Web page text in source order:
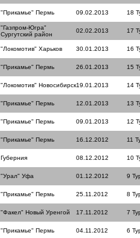
"Прикамье" Пермь 09.02.2013 18
"Газпром-Югра"
Сургутский район
02.02.2013 17
"Локомотив" Харьков 30.01.2013 16
"Прикамье" Пермь 26.01.2013 15
"Локомотив" Новосибирск19.01.2013 14
"Прикамье" Пермь 12.01.2013 13
"Прикамье" Пермь 09.01.2013 12
"Прикамье" Пермь 16.12.2012 11
Губерния 08.12.2012 10
"Урал" Уфа 01.12.2012 9
"Прикамье" Пермь 25.11.2012 8
"Факел" Новый Уренгой 17.11.2012 7
"Прикамье" Пермь 04.11.2012 6